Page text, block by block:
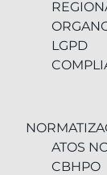
LGPD
ATOS
CBHPO